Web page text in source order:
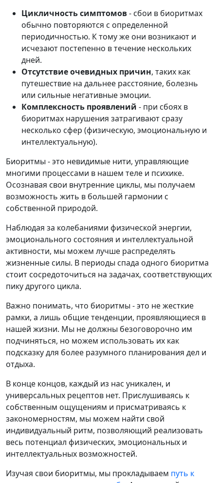
Цикличность симптомов- сбои в биоритмах
обычно повторяются с определенной
периодичностью. К тому же они возникают и
исчезают постепенно в течение нескольких
дней.
Отсутствие очевидных причин, таких как
путешествие на дальнее расстояние, болезнь
или сильные негативные эмоции.
Комплексность проявлений - при сбоях в
биоритмах нарушения затрагивают сразу
несколько сфер (физическую, эмоциональную и
интеллектуальную).
Биоритмы - это невидимые нити, управляющие
многими процессами в нашем теле и психике.
Осознавая свои внутренние циклы, мы получаем
возможность жить в большей гармонии с
собственной природой.
Наблюдая за колебаниями физической энергии,
эмоционального состояния и интеллектуальной
активности, мы можем лучше распределять
жизненные силы. В периоды спада одного биоритма
стоит сосредоточиться на задачах, соответствующих
пику другого цикла.
Важно понимать, что биоритмы - это не жесткие
рамки, а лишь общие тенденции, проявляющиеся в
нашей жизни. Мы не должны безоговорочно им
подчиняться, но можем использовать их как
подсказку для более разумного планирования дел и
отдыха.
В конце концов, каждый из нас уникален, и
универсальных рецептов нет. Прислушиваясь к
собственным ощущениям и присматриваясь к
закономерностям, мы можем найти свой
индивидуальный ритм, позволяющий реализовать
весь потенциал физических, эмоциональных и
интеллектуальных возможностей.
Изучая свои биоритмы, мы прокладываем путь к